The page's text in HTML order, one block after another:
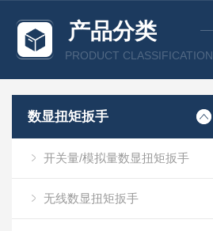
产品分类
PRODUCT CLASSIFICATION
数显扭矩扳手
开关量/模拟量数显扭矩扳手
无线数显扭矩扳手